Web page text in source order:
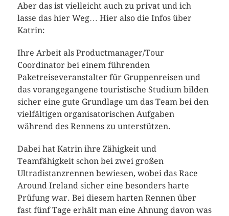
Aber das ist vielleicht auch zu privat und ich
lasse das hier Weg… Hier also die Infos über
Katrin:
Ihre Arbeit als Productmanager/Tour
Coordinator bei einem führenden
Paketreiseveranstalter für Gruppenreisen und
das vorangegangene touristische Studium bilden
sicher eine gute Grundlage um das Team bei den
vielfältigen organisatorischen Aufgaben
während des Rennens zu unterstützen.
Dabei hat Katrin ihre Zähigkeit und
Teamfähigkeit schon bei zwei großen
Ultradistanzrennen bewiesen, wobei das Race
Around Ireland sicher eine besonders harte
Prüfung war. Bei diesem harten Rennen über
fast fünf Tage erhält man eine Ahnung davon was